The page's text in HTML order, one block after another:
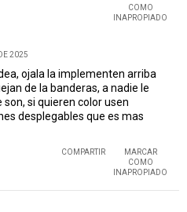
COMO
INAPROPIADO
2025
ojala la implementen arriba
de la banderas, a nadie le
si quieren color usen
desplegables que es mas
COMPARTIR
MARCAR
COMO
INAPROPIADO